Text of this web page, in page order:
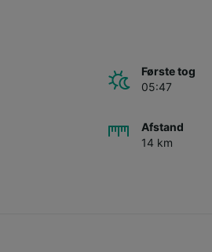
Første tog
05:47
Afstand
14 km